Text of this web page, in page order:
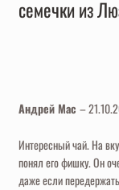
семечки из
Андрей Мас –
Интересный чай. На
понял его фишку. Он
даже если